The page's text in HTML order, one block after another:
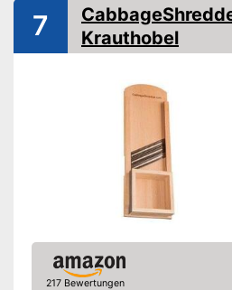
Aufbewahrungsbehälter
Rostfrei
Spülmaschinengeeignet
7
Krauthobel
217 Bewertungen